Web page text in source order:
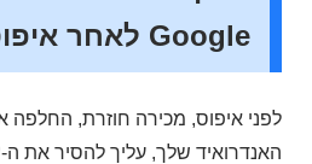
Google לאחר איפוס היצרן
לפני איפוס, מכירה חוזרת, החלפה